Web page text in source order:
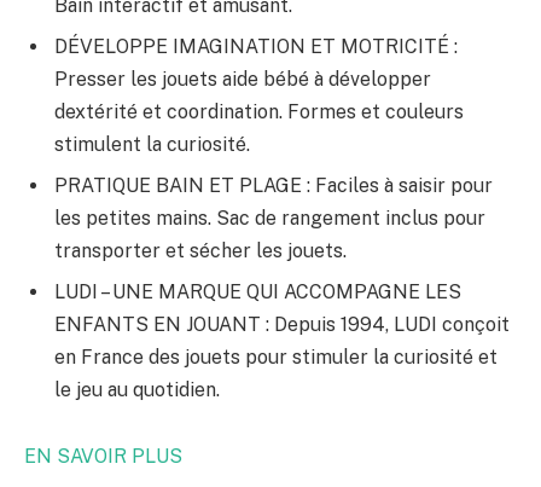
Bain interactif et amusant.
DÉVELOPPE IMAGINATION ET MOTRICITÉ :
Presser les jouets aide bébé à développer
dextérité et coordination. Formes et couleurs
stimulent la curiosité.
PRATIQUE BAIN ET PLAGE : Faciles à saisir pour
les petites mains. Sac de rangement inclus pour
transporter et sécher les jouets.
LUDI – UNE MARQUE QUI ACCOMPAGNE LES
ENFANTS EN JOUANT : Depuis 1994, LUDI conçoit
en France des jouets pour stimuler la curiosité et
le jeu au quotidien.
EN SAVOIR PLUS